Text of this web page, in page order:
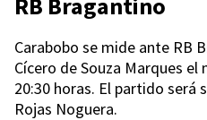
Carabobo se mide ante RB
Cícero de Souza Marques
20:30 horas. El partido será
Rojas Noguera.